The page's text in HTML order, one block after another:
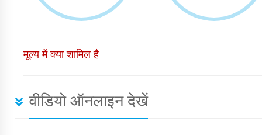
मूल्य में क्या शामिल है
वीडियो ऑनलाइन देखें